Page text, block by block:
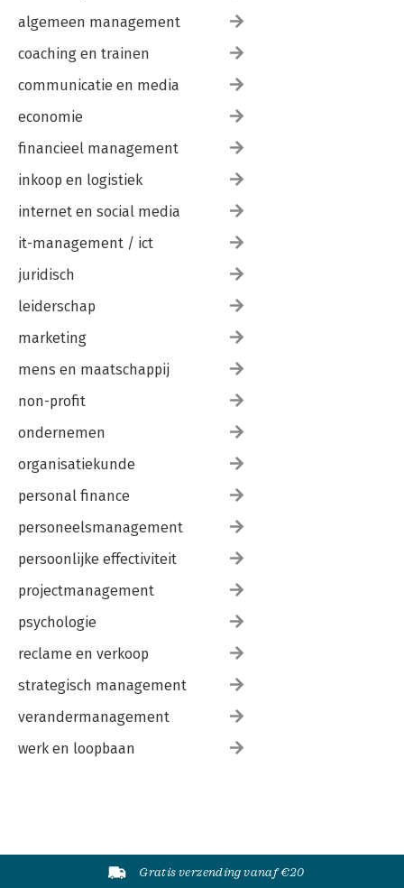
algemeen management
coaching en trainen
communicatie en media
economie
financieel management
inkoop en logistiek
internet en social media
it-management / ict
juridisch
leiderschap
marketing
mens en maatschappij
non-profit
ondernemen
organisatiekunde
personal finance
personeelsmanagement
persoonlijke effectiviteit
projectmanagement
psychologie
reclame en verkoop
strategisch management
verandermanagement
werk en loopbaan
Gratis verzending vanaf €20